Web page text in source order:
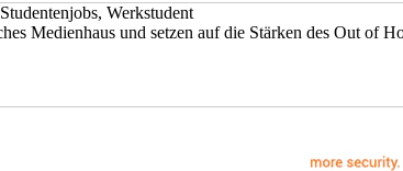
Studentenjobs, Werkstudent
Medienhaus und setzen auf die Stärken des Out of